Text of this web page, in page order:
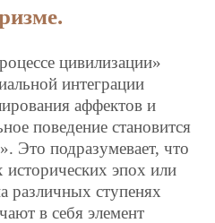
цивилизации»
интеграции
аффектов и
поведение становится
Это подразумевает, что
исторических эпох или
различных ступенях
в себя элемент